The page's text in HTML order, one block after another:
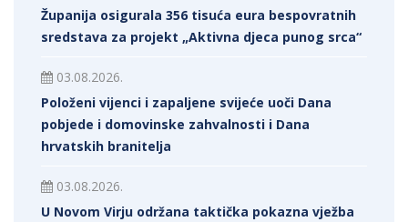
Županija osigurala 356 tisuća eura bespovratnih
sredstava za projekt „Aktivna djeca punog srca“
03.08.2026.
Položeni vijenci i zapaljene svijeće uoči Dana
pobjede i domovinske zahvalnosti i Dana
hrvatskih branitelja
03.08.2026.
U Novom Virju održana taktička pokazna vježba